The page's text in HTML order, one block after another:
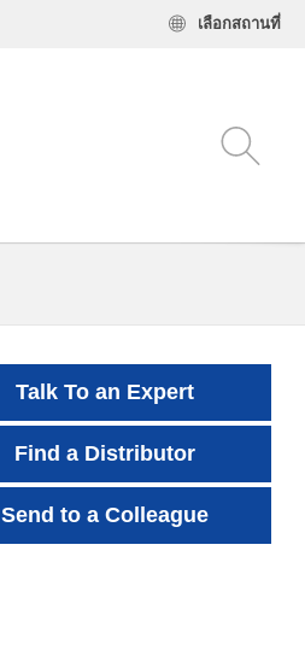
เลือกสถานที่
Talk To an Expert
Find a Distributor
Send to a Colleague